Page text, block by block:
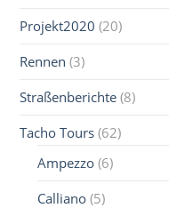
Projekt2020 (20)
Rennen (3)
Straßenberichte (8)
Tacho Tours (62)
Ampezzo (6)
Calliano (5)